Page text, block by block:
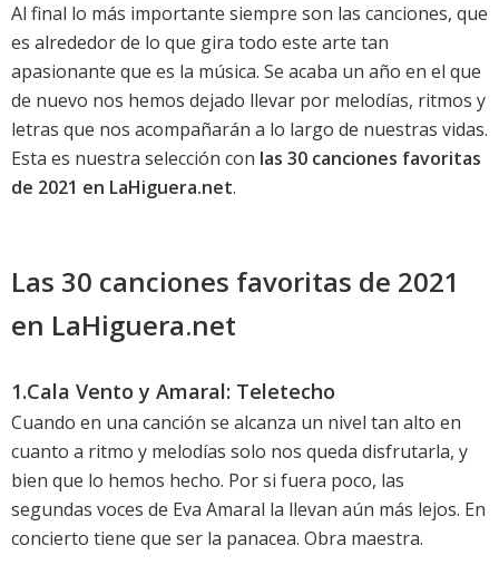
Al final lo más importante siempre son las canciones, que
es alrededor de lo que gira todo este arte tan
apasionante que es la música. Se acaba un año en el que
de nuevo nos hemos dejado llevar por melodías, ritmos y
letras que nos acompañarán a lo largo de nuestras vidas.
Esta es nuestra selección con las 30 canciones favoritas
de 2021 en LaHiguera.net.
Las 30 canciones favoritas de 2021
en LaHiguera.net
1.Cala Vento y Amaral: Teletecho
Cuando en una canción se alcanza un nivel tan alto en
cuanto a ritmo y melodías solo nos queda disfrutarla, y
bien que lo hemos hecho. Por si fuera poco, las
segundas voces de Eva Amaral la llevan aún más lejos. En
concierto tiene que ser la panacea. Obra maestra.